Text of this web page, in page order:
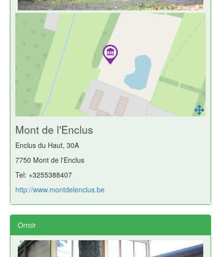
Mont de l'Enclus
Enclus du Haut, 30A
7750 Mont de l'Enclus
Tel: +3255388407
http://www.montdelenclus.be
Orroir